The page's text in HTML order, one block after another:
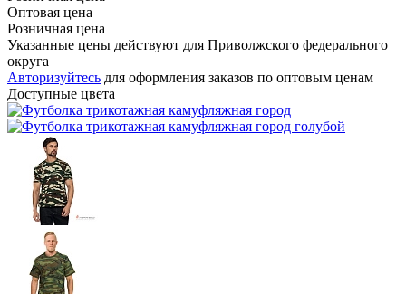
Оптовая цена
Розничная цена
Указанные цены действуют для Приволжского федерального
округа
Авторизуйтесь для оформления заказов по оптовым ценам
Доступные цвета